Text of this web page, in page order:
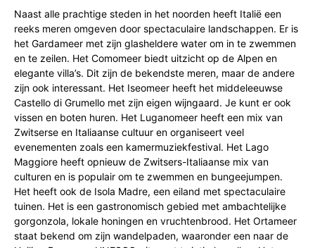
Naast alle prachtige steden in het noorden heeft Italië een
reeks meren omgeven door spectaculaire landschappen. Er is
het Gardameer met zijn glasheldere water om in te zwemmen
en te zeilen. Het Comomeer biedt uitzicht op de Alpen en
elegante villa’s. Dit zijn de bekendste meren, maar de andere
zijn ook interessant. Het Iseomeer heeft het middeleeuwse
Castello di Grumello met zijn eigen wijngaard. Je kunt er ook
vissen en boten huren. Het Luganomeer heeft een mix van
Zwitserse en Italiaanse cultuur en organiseert veel
evenementen zoals een kamermuziekfestival. Het Lago
Maggiore heeft opnieuw de Zwitsers-Italiaanse mix van
culturen en is populair om te zwemmen en bungeejumpen.
Het heeft ook de Isola Madre, een eiland met spectaculaire
tuinen. Het is een gastronomisch gebied met ambachtelijke
gorgonzola, lokale honingen en vruchtenbrood. Het Ortameer
staat bekend om zijn wandelpaden, waaronder een naar de